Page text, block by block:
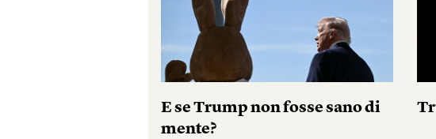
E se Trump non fosse sano di
mente?